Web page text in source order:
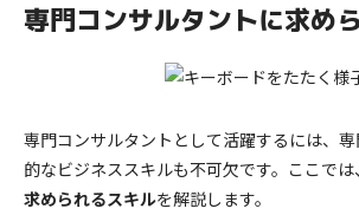
専門コンサルタントに求め
専門コンサルタントとして活躍するには、
的なビジネススキルも不可欠です。ここでは、
求められるスキルを解説します。